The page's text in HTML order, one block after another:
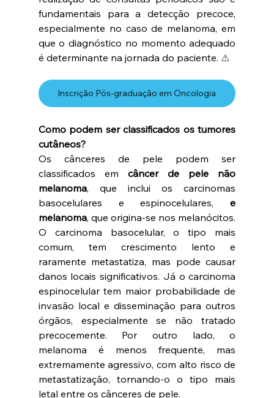
fundamentais para a detecção precoce,
especialmente no caso de melanoma, em
que o diagnóstico no momento adequado
é determinante na jornada do paciente. ⚠️
Inscrição Pós-graduação em Oncologia
Como podem ser classificados os tumores
cutâneos?
Os cânceres de pele podem ser
classificados em câncer de pele não
melanoma, que inclui os carcinomas
basocelulares e espinocelulares, e
melanoma, que origina-se nos melanócitos.
O carcinoma basocelular, o tipo mais
comum, tem crescimento lento e
raramente metastatiza, mas pode causar
danos locais significativos. Já o carcinoma
espinocelular tem maior probabilidade de
invasão local e disseminação para outros
órgãos, especialmente se não tratado
precocemente. Por outro lado, o
melanoma é menos frequente, mas
extremamente agressivo, com alto risco de
metastatização, tornando-o o tipo mais
letal entre os cânceres de pele.